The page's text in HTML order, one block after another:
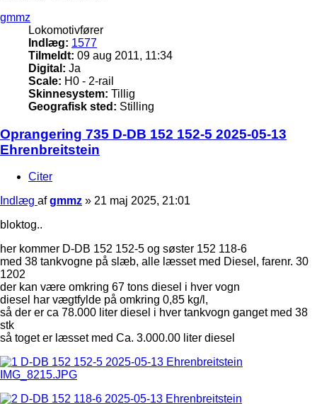
gmmz
Lokomotivfører
Indlæg: 1577
Tilmeldt: 09 aug 2011, 11:34
Digital: Ja
Scale: H0 - 2-rail
Skinnesystem: Tillig
Geografisk sted: Stilling
Oprangering 735 D-DB 152 152-5 2025-05-13
Ehrenbreitstein
Citer
Indlæg afgmmz » 21 maj 2025, 21:01
bloktog..
her kommer D-DB 152 152-5 og søster 152 118-6
med 38 tankvogne på slæb, alle læsset med Diesel, farenr. 30
1202
der kan være omkring 67 tons diesel i hver vogn
diesel har vægtfylde på omkring 0,85 kg/l,
så der er ca 78.000 liter diesel i hver tankvogn ganget med 38
stk
så toget er læsset med Ca. 3.000.00 liter diesel